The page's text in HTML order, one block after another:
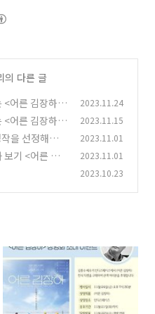
의 다른 글
<어른 김장하>
2023.11.24
<어른 김장하>
2023.11.15
을 선정해주세
2023.11.01
기 <어른 김
2023.11.01
2023.10.23